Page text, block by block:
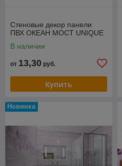
Стеновые декор панели
ПВХ ОКЕАН МОСТ UNIQUE
В наличии
от 13,30 руб.
Купить
Новинка